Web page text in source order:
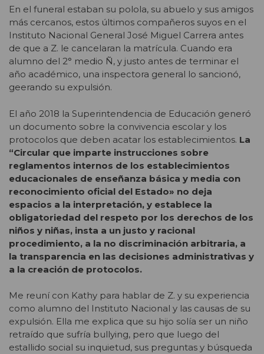
En el funeral estaban su polola, su abuelo y sus amigos
más cercanos, estos últimos compañeros suyos en el
Instituto Nacional General José Miguel Carrera antes
de que a Z. le cancelaran la matrícula. Cuando era
alumno del 2° medio Ñ, y justo antes de terminar el
año académico, una inspectora general lo sancionó,
geerando su expulsión.
El año 2018 la Superintendencia de Educación generó
un documento sobre la convivencia escolar y los
protocolos que deben acatar los establecimientos. La
“Circular que imparte instrucciones sobre
reglamentos internos de los establecimientos
educacionales de enseñanza básica y media con
reconocimiento oficial del Estado» no deja
espacios a la interpretación, y establece la
obligatoriedad del respeto por los derechos de los
niños y niñas, insta a un justo y racional
procedimiento, a la no discriminación arbitraria, a
la transparencia en las decisiones administrativas y
a la creación de protocolos.
Me reuní con Kathy para hablar de Z. y su experiencia
como alumno del Instituto Nacional y las causas de su
expulsión. Ella me explica que su hijo solía ser un niño
retraído que sufría bullying, pero que luego del
estallido social su inquietud, sus preguntas y búsqueda